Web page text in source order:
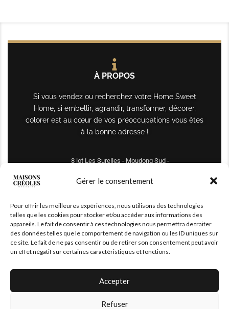
Gérer le consentement
Pour offrir les meilleures expériences, nous utilisons des technologies
telles que les cookies pour stocker et/ou accéder aux informations des
appareils. Le fait de consentir à ces technologies nous permettra de traiter
des données telles que le comportement de navigation ou les ID uniques sur
ce site. Le fait de ne pas consentir ou de retirer son consentement peut avoir
un effet négatif sur certaines caractéristiques et fonctions.
Accepter
Refuser
À PROPOS
Si vous vendez ou recherchez votre Home Sweet
Home, si embellir, agrandir, transformer, décorer,
colorer est au cœur de vos préoccupations vous êtes
à la bonne adresse !
8 lot Les Surelles - Moudong Sud -
maisonscreoles.immo@gmail.com